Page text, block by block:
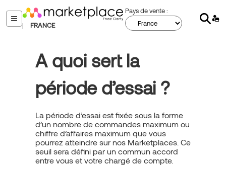
au
contenu
menu
| FRANCE
Pays de vente :
A quoi sert la
période d’essai ?
La période d’essai est fixée sous la forme
d’un nombre de commandes maximum ou
chiffre d’affaires maximum que vous
pourrez atteindre sur nos Marketplaces. Ce
seuil sera défini par un commun accord
entre vous et votre chargé de compte.